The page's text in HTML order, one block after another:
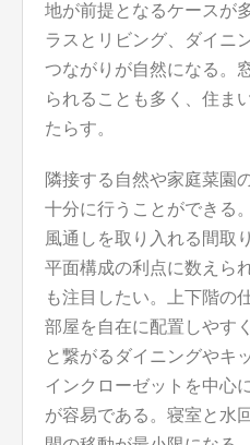
地が前提となるケースが
ラスとリビング、ダイニ
つながりが自然になる。
られることも多く、住ま
たらす。
隣接する自然や家庭菜園
十分に行うことができる
風通しを取り入れる間取
平面構成の利点に数えら
も注目したい。上下階の
部屋を自在に配置しやす
と繋がるダイニングやキ
インクローゼットを中心
が容易である。寝室と水